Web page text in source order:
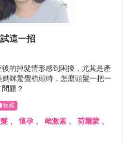
這一招
的掉髮情形感到困擾，尤其是產
咪驚覺梳頭時，怎麼頭髮一把一
題？
收藏
、懷孕 、 雌激素 、 荷爾蒙 、